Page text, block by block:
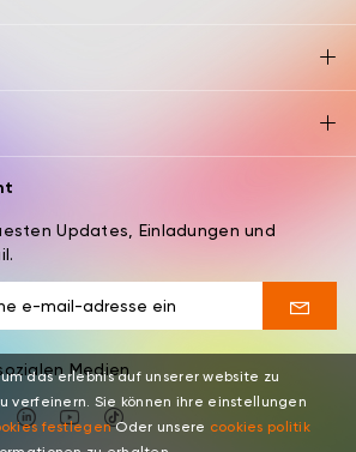
Updates, Einladungen und
Medien
das erlebnis auf unserer website zu
verfeinern. Sie können ihre einstellungen
festlegenOder unsere cookies politik